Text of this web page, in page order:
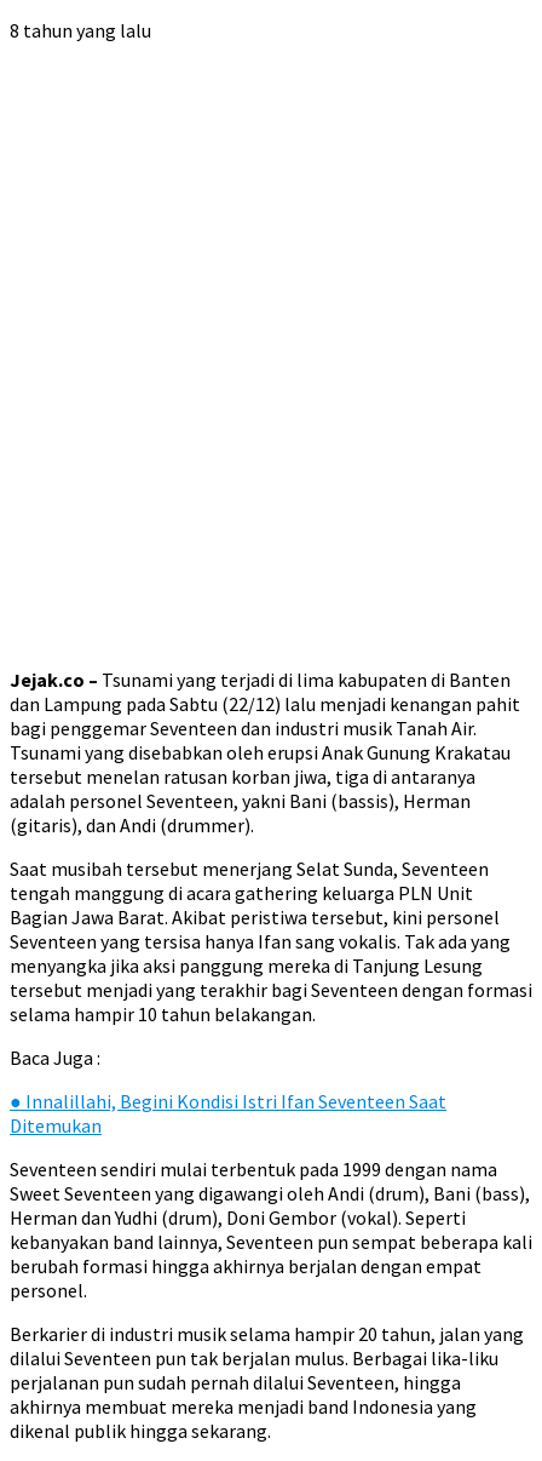
8 tahun yang lalu
Jejak.co – Tsunami yang terjadi di lima kabupaten di Banten
dan Lampung pada Sabtu (22/12) lalu menjadi kenangan pahit
bagi penggemar Seventeen dan industri musik Tanah Air.
Tsunami yang disebabkan oleh erupsi Anak Gunung Krakatau
tersebut menelan ratusan korban jiwa, tiga di antaranya
adalah personel Seventeen, yakni Bani (bassis), Herman
(gitaris), dan Andi (drummer).
Saat musibah tersebut menerjang Selat Sunda, Seventeen
tengah manggung di acara gathering keluarga PLN Unit
Bagian Jawa Barat. Akibat peristiwa tersebut, kini personel
Seventeen yang tersisa hanya Ifan sang vokalis. Tak ada yang
menyangka jika aksi panggung mereka di Tanjung Lesung
tersebut menjadi yang terakhir bagi Seventeen dengan formasi
selama hampir 10 tahun belakangan.
Baca Juga :
● Innalillahi, Begini Kondisi Istri Ifan Seventeen Saat
Ditemukan
Seventeen sendiri mulai terbentuk pada 1999 dengan nama
Sweet Seventeen yang digawangi oleh Andi (drum), Bani (bass),
Herman dan Yudhi (drum), Doni Gembor (vokal). Seperti
kebanyakan band lainnya, Seventeen pun sempat beberapa kali
berubah formasi hingga akhirnya berjalan dengan empat
personel.
Berkarier di industri musik selama hampir 20 tahun, jalan yang
dilalui Seventeen pun tak berjalan mulus. Berbagai lika-liku
perjalanan pun sudah pernah dilalui Seventeen, hingga
akhirnya membuat mereka menjadi band Indonesia yang
dikenal publik hingga sekarang.